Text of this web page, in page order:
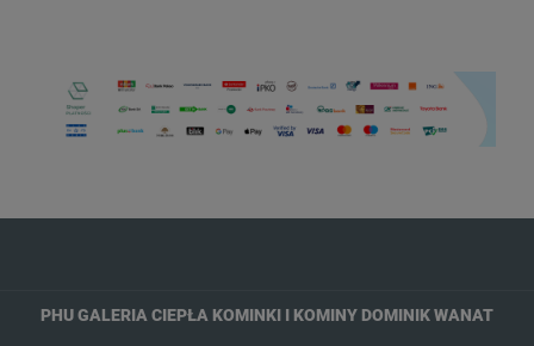
PHU GALERIA CIEPŁA KOMINKI I KOMINY DOMINIK WANAT